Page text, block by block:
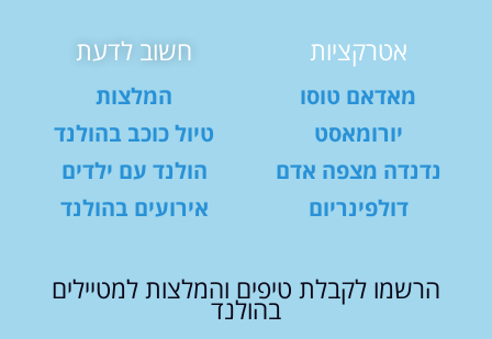
אטרקציות
מאדאם טוסו
יורומאסט
נדנדה מצפה אדם
דולפינריום
חשוב לדעת
המלצות
טיול כוכב בהולנד
הולנד עם ילדים
אירועים בהולנד
הרשמו לקבלת טיפים והמלצות למטיילים
בהולנד